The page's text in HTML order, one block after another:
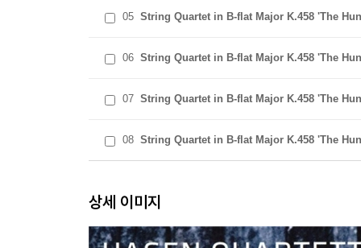
05 String Quartet in B-flat Major K.458 'The
06 String Quartet in B-flat Major K.458 'The
07 String Quartet in B-flat Major K.458 'The
08 String Quartet in B-flat Major K.458 'The
상세 이미지